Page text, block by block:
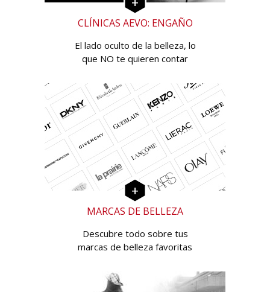
CLÍNICAS AEVO: ENGAÑO
El lado oculto de la belleza, lo
que NO te quieren contar
MARCAS DE BELLEZA
Descubre todo sobre tus
marcas de belleza favoritas